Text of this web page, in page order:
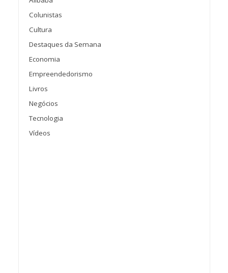
Colunistas
Cultura
Destaques da Semana
Economia
Empreendedorismo
Livros
Negócios
Tecnologia
Vídeos